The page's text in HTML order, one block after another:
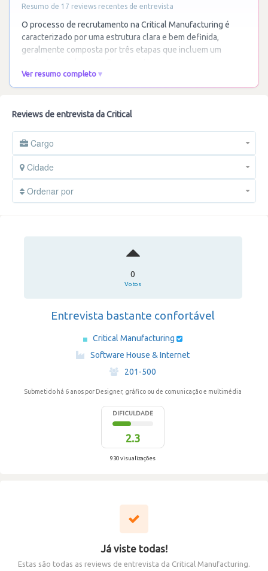
Resumo de 17 reviews recentes de entrevista
O processo de recrutamento na Critical Manufacturing é
caracterizado por uma estrutura clara e bem definida,
geralmente composta por três etapas que incluem um
Ver resumo completo
Reviews de entrevista da Critical
Cargo
Cidade
Ordenar por
0
Votos
Entrevista bastante confortável
Critical Manufacturing
Software House & Internet
·
201-500
Submetido há 6 anos por Designer, gráfico ou de comunicação e multimédia
DIFICULDADE
2.3
930 visualizações
Já viste todas!
Estas são todas as reviews de entrevista da Critical Manufacturing.